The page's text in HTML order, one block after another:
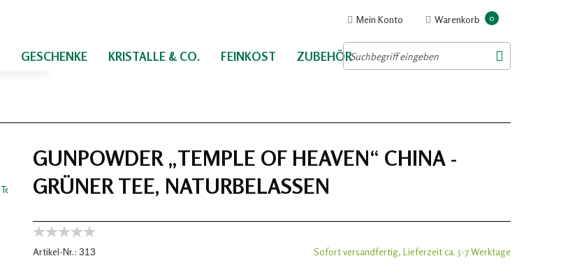
Warenkorb 0
Mein Konto
GESCHENKE KRISTALLE & CO. FEINKOST ZUBEHÖR
GUNPOWDER „TEMPLE OF HEAVEN“ CHINA -
GRÜNER TEE, NATURBELASSEN
Artikel-Nr.: 313 Sofort versandfertig, Lieferzeit ca. 5-7 Werktage